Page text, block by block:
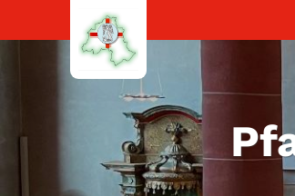
Zum Inhalt springen